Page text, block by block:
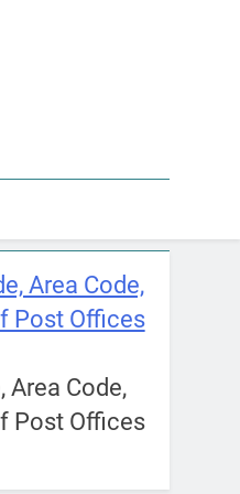
Area Code,
Post Offices